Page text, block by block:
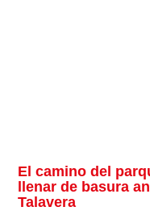
El camino del
llenar de basura
Talavera